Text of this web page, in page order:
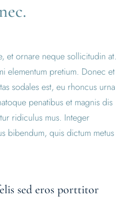
et ornare neque sollicitudin at.
elementum pretium. Donec et
sodales est, eu rhoncus urna
penatibus et magnis dis
ridiculus mus. Integer
bibendum, quis dictum metus
sed eros porttitor